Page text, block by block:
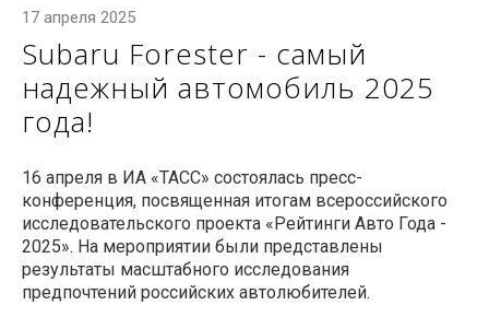
17 апреля 2025
Subaru Forester - самый
надежный автомобиль 2025
года!
16 апреля в ИА «ТАСС» состоялась пресс-
конференция, посвященная итогам всероссийского
исследовательского проекта «Рейтинги Авто Года -
2025». На мероприятии были представлены
результаты масштабного исследования
предпочтений российских автолюбителей.